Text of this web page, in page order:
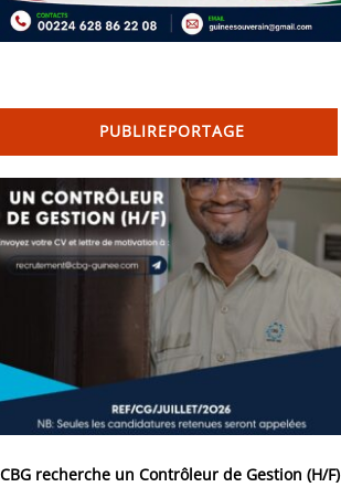
PUBLIREPORTAGE
recherche un Contrôleur de Gestion (H/F)